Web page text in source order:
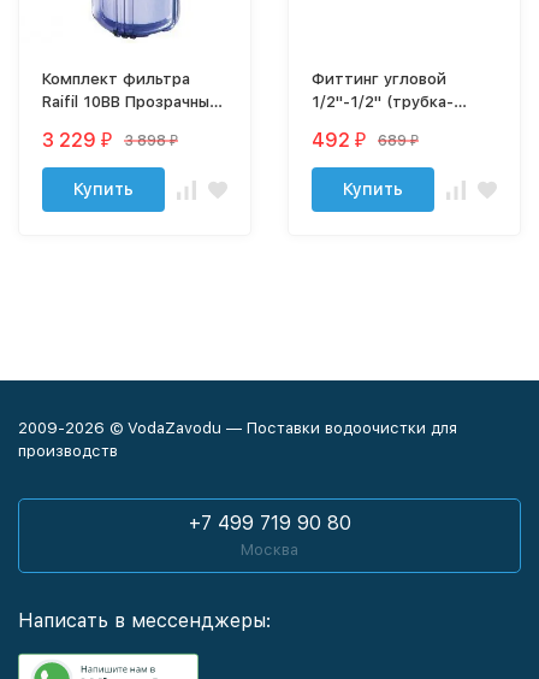
Комплект фильтра
Raifil 10BB Прозрачный
3 229 ₽ 3 898₽
Купить
Фиттинг угловой
1/2"-1/2" (трубка-
492 ₽ 689₽
Купить
2009-2026 © VodaZavodu — Поставки водоочистки для
производств
+7 499 719 90 80
Москва
Написать в мессенджеры: